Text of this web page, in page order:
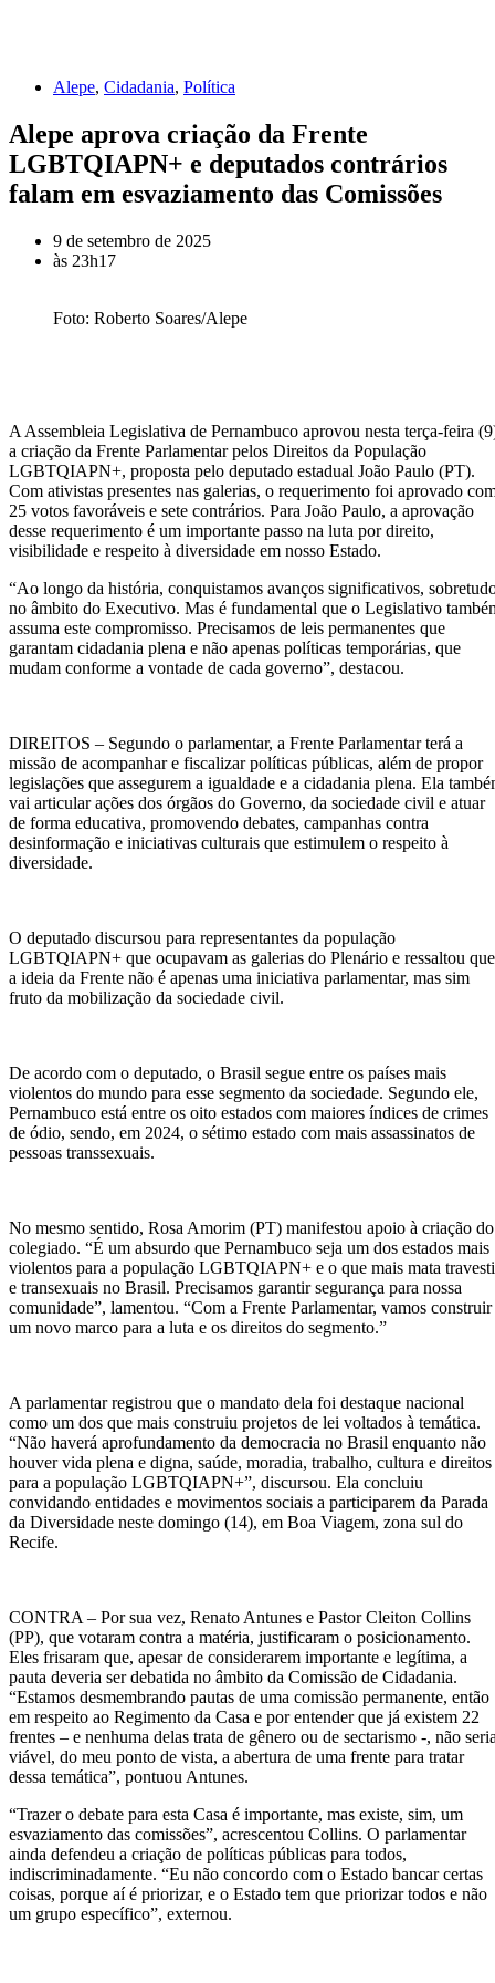
Alepe, Cidadania, Política
Alepe aprova criação da Frente
LGBTQIAPN+ e deputados contrários
falam em esvaziamento das Comissões
9 de setembro de 2025
às 23h17
Foto: Roberto Soares/Alepe
A Assembleia Legislativa de Pernambuco aprovou nesta terça-feira
a criação da Frente Parlamentar pelos Direitos da População
LGBTQIAPN+, proposta pelo deputado estadual João Paulo (PT).
Com ativistas presentes nas galerias, o requerimento foi aprovado
25 votos favoráveis e sete contrários. Para João Paulo, a aprovação
desse requerimento é um importante passo na luta por direito,
visibilidade e respeito à diversidade em nosso Estado.
“Ao longo da história, conquistamos avanços significativos,
no âmbito do Executivo. Mas é fundamental que o Legislativo
assuma este compromisso. Precisamos de leis permanentes que
garantam cidadania plena e não apenas políticas temporárias, que
mudam conforme a vontade de cada governo”, destacou.
DIREITOS – Segundo o parlamentar, a Frente Parlamentar terá a
missão de acompanhar e fiscalizar políticas públicas, além de propor
legislações que assegurem a igualdade e a cidadania plena. Ela
vai articular ações dos órgãos do Governo, da sociedade civil e atuar
de forma educativa, promovendo debates, campanhas contra
desinformação e iniciativas culturais que estimulem o respeito à
diversidade.
O deputado discursou para representantes da população
LGBTQIAPN+ que ocupavam as galerias do Plenário e ressaltou que
a ideia da Frente não é apenas uma iniciativa parlamentar, mas sim
fruto da mobilização da sociedade civil.
De acordo com o deputado, o Brasil segue entre os países mais
violentos do mundo para esse segmento da sociedade. Segundo ele,
Pernambuco está entre os oito estados com maiores índices de crimes
de ódio, sendo, em 2024, o sétimo estado com mais assassinatos de
pessoas transsexuais.
No mesmo sentido, Rosa Amorim (PT) manifestou apoio à criação do
colegiado. “É um absurdo que Pernambuco seja um dos estados mais
violentos para a população LGBTQIAPN+ e o que mais mata
e transexuais no Brasil. Precisamos garantir segurança para nossa
comunidade”, lamentou. “Com a Frente Parlamentar, vamos construir
um novo marco para a luta e os direitos do segmento.”
A parlamentar registrou que o mandato dela foi destaque nacional
como um dos que mais construiu projetos de lei voltados à temática.
“Não haverá aprofundamento da democracia no Brasil enquanto não
houver vida plena e digna, saúde, moradia, trabalho, cultura e direitos
para a população LGBTQIAPN+”, discursou. Ela concluiu
convidando entidades e movimentos sociais a participarem da Parada
da Diversidade neste domingo (14), em Boa Viagem, zona sul do
Recife.
CONTRA – Por sua vez, Renato Antunes e Pastor Cleiton Collins
(PP), que votaram contra a matéria, justificaram o posicionamento.
Eles frisaram que, apesar de considerarem importante e legítima, a
pauta deveria ser debatida no âmbito da Comissão de Cidadania.
“Estamos desmembrando pautas de uma comissão permanente, então
em respeito ao Regimento da Casa e por entender que já existem 22
frentes – e nenhuma delas trata de gênero ou de sectarismo -, não
viável, do meu ponto de vista, a abertura de uma frente para tratar
dessa temática”, pontuou Antunes.
“Trazer o debate para esta Casa é importante, mas existe, sim, um
esvaziamento das comissões”, acrescentou Collins. O parlamentar
ainda defendeu a criação de políticas públicas para todos,
indiscriminadamente. “Eu não concordo com o Estado bancar certas
coisas, porque aí é priorizar, e o Estado tem que priorizar todos e não
um grupo específico”, externou.